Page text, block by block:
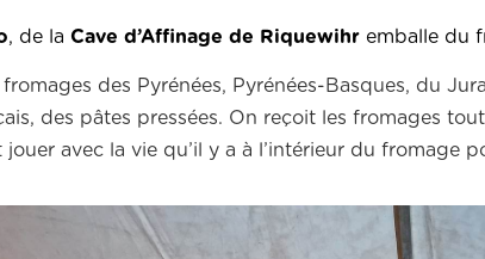
, de la Cave d’Affinage de Riquewihr emballe du
des Pyrénées, Pyrénées-Basques, du
des pâtes pressées. On reçoit les fromages
jouer avec la vie qu’il y a à l’intérieur du fromage